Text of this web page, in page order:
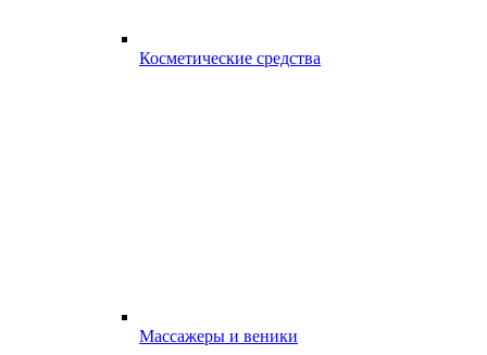
Косметические средства
Массажеры и веники